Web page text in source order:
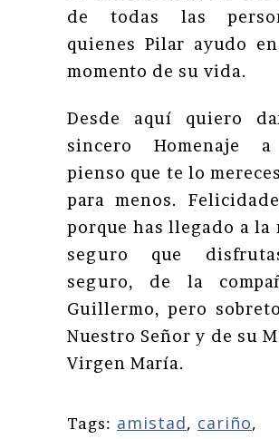
de todas las
quienes Pilar ayudo
momento de su vida.
Desde aquí quiero
sincero Homenaje
pienso que te lo
para menos.
porque has llegado a la
seguro que
seguro, de la
Guillermo, pero
Nuestro Señor y de su
Virgen María.
Tags: amistad, cariño,